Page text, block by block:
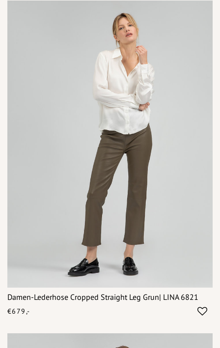
Damen-Lederhose Cropped Straight Leg Grun| LINA 6821
€679,-